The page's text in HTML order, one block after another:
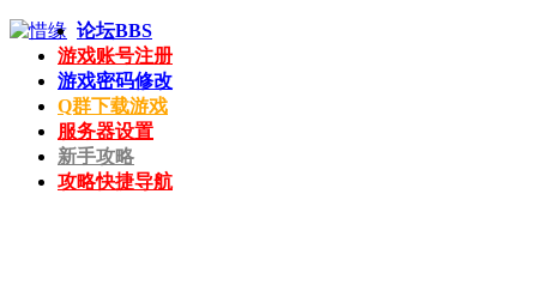
论坛BBS
游戏账号注册
游戏密码修改
Q群下载游戏
服务器设置
新手攻略
攻略快捷导航